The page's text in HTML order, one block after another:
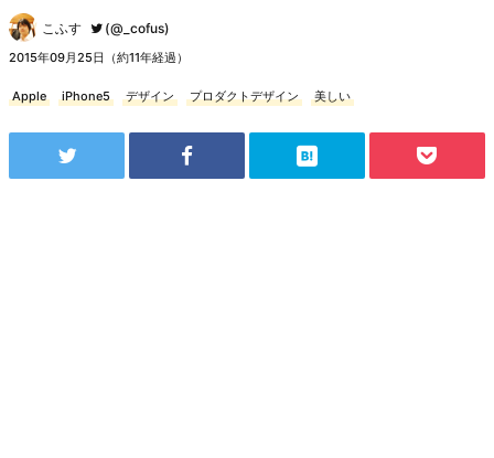
こふす (@_cofus)
2015年09月25日（約11年経過）
Apple iPhone5 デザイン プロダクトデザイン 美しい